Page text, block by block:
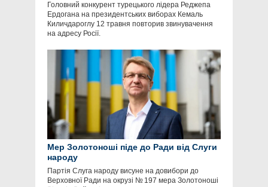
Головний конкурент турецького лідера Реджепа
Ердогана на президентських виборах Кемаль
Киличдароглу 12 травня повторив звинувачення
на адресу Росії.
Мер Золотоноші піде до Ради від Слуги
народу
Партія Слуга народу висуне на довибори до
Верховної Ради на окрузі № 197 мера Золотоноші